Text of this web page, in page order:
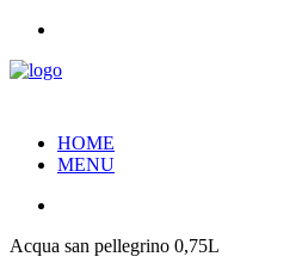
HOME
MENU
Acqua san pellegrino 0,75L